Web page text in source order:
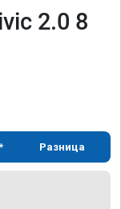
2.0 8
Разница